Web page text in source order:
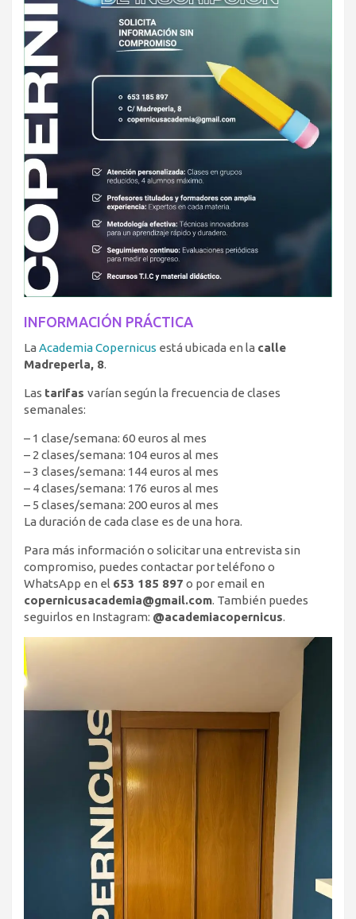
INFORMACIÓN PRÁCTICA
La Academia Copernicus está ubicada en la calle
Madreperla, 8.
Las tarifas varían según la frecuencia de clases
semanales:
– 1 clase/semana: 60 euros al mes
– 2 clases/semana: 104 euros al mes
– 3 clases/semana: 144 euros al mes
– 4 clases/semana: 176 euros al mes
– 5 clases/semana: 200 euros al mes
La duración de cada clase es de una hora.
Para más información o solicitar una entrevista sin
compromiso, puedes contactar por teléfono o
WhatsApp en el 653 185 897 o por email en
copernicusacademia@gmail.com. También puedes
seguirlos en Instagram: @academiacopernicus.